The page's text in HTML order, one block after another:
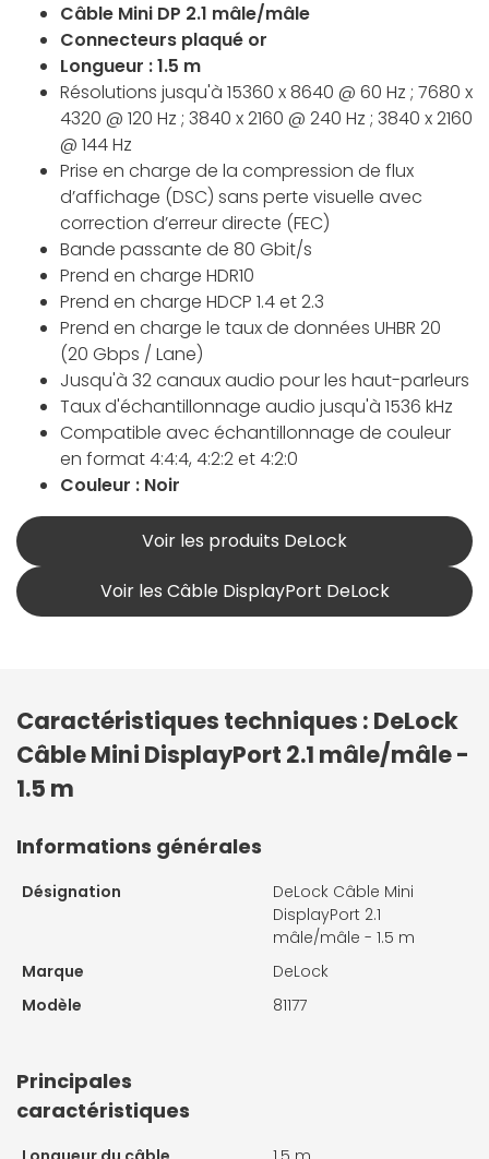
Câble Mini DP 2.1 mâle/mâle
Connecteurs plaqué or
Longueur : 1.5 m
Résolutions jusqu'à 15360 x 8640 @ 60 Hz ; 7680 x
4320 @ 120 Hz ; 3840 x 2160 @ 240 Hz ; 3840 x 2160
@ 144 Hz
Prise en charge de la compression de flux
d’affichage (DSC) sans perte visuelle avec
correction d’erreur directe (FEC)
Bande passante de 80 Gbit/s
Prend en charge HDR10
Prend en charge HDCP 1.4 et 2.3
Prend en charge le taux de données UHBR 20
(20 Gbps / Lane)
Jusqu'à 32 canaux audio pour les haut-parleurs
Taux d'échantillonnage audio jusqu'à 1536 kHz
Compatible avec échantillonnage de couleur
en format 4:4:4, 4:2:2 et 4:2:0
Couleur : Noir
Voir les produits DeLock
Voir les Câble DisplayPort DeLock
Caractéristiques techniques : DeLock
Câble Mini DisplayPort 2.1 mâle/mâle -
1.5 m
Informations générales
Désignation
DeLock Câble Mini
DisplayPort 2.1
mâle/mâle - 1.5 m
Marque
DeLock
Modèle
81177
Principales
caractéristiques